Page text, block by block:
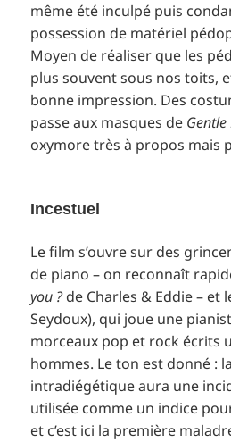
même été inculpé puis
possession de matériel
Moyen de réaliser que les
plus souvent sous nos toits,
bonne impression. Des
passe aux masques de
oxymore très à propos mais
Incestuel
Le film s’ouvre sur des
de piano – on reconnaît
you ?de Charles & Eddie – et
Seydoux), qui joue une
morceaux pop et rock écrits
hommes. Le ton est donné :
intradiégétique aura une
utilisée comme un indice
et c’est ici la première